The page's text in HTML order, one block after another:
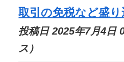
取引の免税など盛り
投稿日 2025年7月4日
ス）